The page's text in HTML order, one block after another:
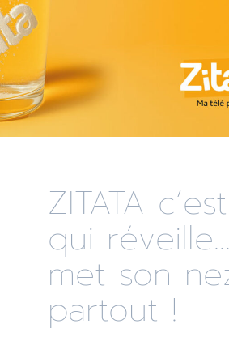
ZITATA
qui
met son
partout !